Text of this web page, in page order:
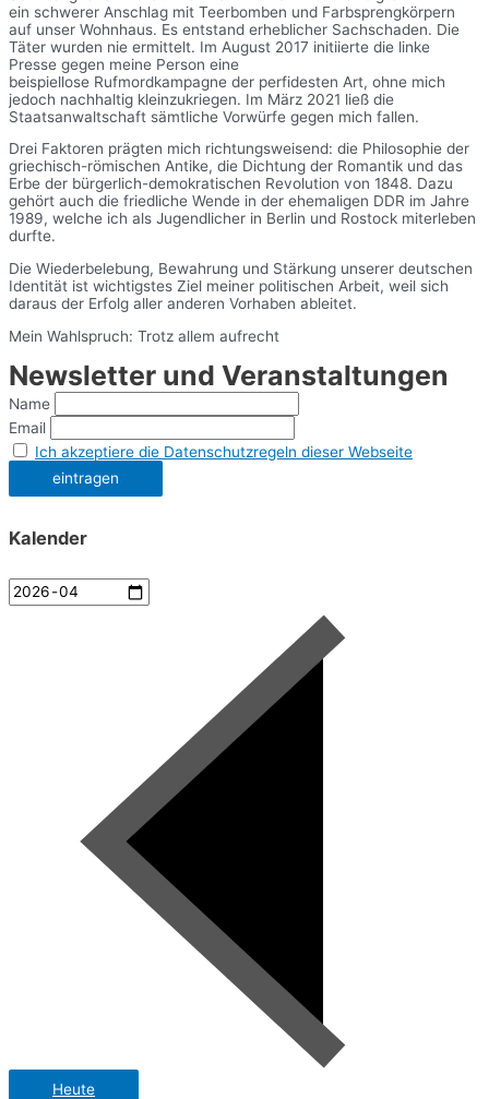
ein schwerer Anschlag mit Teerbomben und Farbsprengkörpern
auf unser Wohnhaus. Es entstand erheblicher Sachschaden. Die
Täter wurden nie ermittelt. Im August 2017 initiierte die linke
Presse gegen meine Person eine
beispiellose Rufmordkampagne der perfidesten Art, ohne mich
jedoch nachhaltig kleinzukriegen. Im März 2021 ließ die
Staatsanwaltschaft sämtliche Vorwürfe gegen mich fallen.
Drei Faktoren prägten mich richtungsweisend: die Philosophie der
griechisch-römischen Antike, die Dichtung der Romantik und das
Erbe der bürgerlich-demokratischen Revolution von 1848. Dazu
gehört auch die friedliche Wende in der ehemaligen DDR im Jahre
1989, welche ich als Jugendlicher in Berlin und Rostock miterleben
durfte.
Die Wiederbelebung, Bewahrung und Stärkung unserer deutschen
Identität ist wichtigstes Ziel meiner politischen Arbeit, weil sich
daraus der Erfolg aller anderen Vorhaben ableitet.
Mein Wahlspruch: Trotz allem aufrecht
Newsletter und Veranstaltungen
Name
Email
Ich akzeptiere die Datenschutzregeln dieser Webseite
Kalender
Heute